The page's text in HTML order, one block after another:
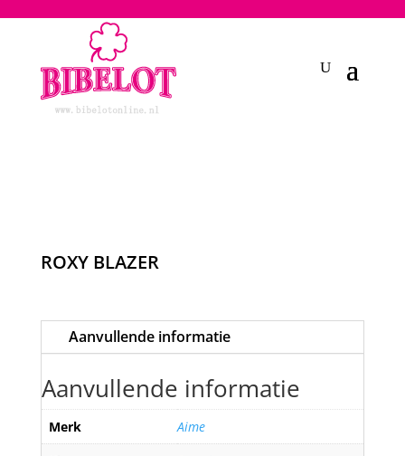
ROXY BLAZER
Aanvullende informatie
Aanvullende informatie
Merk
Aime